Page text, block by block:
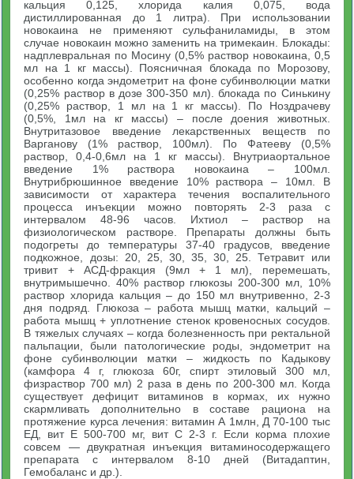
кальция 0,125, хлорида калия 0,075, вода
дистиллированная до 1 литра). При использовании
новокаина не применяют сульфаниламиды, в этом
случае новокаин можно заменить на тримекаин. Блокады:
надплевральная по Мосину (0,5% раствор новокаина, 0,5
мл на 1 кг массы). Поясничная блокада по Морозову,
особенно когда эндометрит на фоне субинволюции матки
(0,25% раствор в дозе 300-350 мл). блокада по Синькину
(0,25% раствор, 1 мл на 1 кг массы). По Ноздрачеву
(0,5%, 1мл на кг массы) – после доения животных.
Внутритазовое введение лекарственных веществ по
Варганову (1% раствор, 100мл). По Фатееву (0,5%
раствор, 0,4-0,6мл на 1 кг массы). Внутриаортальное
введение 1% раствора новокаина – 100мл.
Внутрибрюшинное введение 10% раствора – 10мл. В
зависимости от характера течения воспалительного
процесса инъекции можно повторять 2-3 раза с
интервалом 48-96 часов. Ихтиол – раствор на
физиологическом растворе. Препараты должны быть
подогреты до температуры 37-40 градусов, введение
подкожное, дозы: 20, 25, 30, 35, 30, 25. Тетравит или
тривит + АСД-фракция (9мл + 1 мл), перемешать,
внутримышечно. 40% раствор глюкозы 200-300 мл, 10%
раствор хлорида кальция – до 150 мл внутривенно, 2-3
дня подряд. Глюкоза – работа мышц матки, кальций –
работа мышц + уплотнение стенок кровеносных сосудов.
В тяжелых случаях – когда болезненность при ректальной
пальпации, были патологические роды, эндометрит на
фоне субинволюции матки – жидкость по Кадыкову
(камфора 4 г, глюкоза 60г, спирт этиловый 300 мл,
физраствор 700 мл) 2 раза в день по 200-300 мл. Когда
существует дефицит витаминов в кормах, их нужно
скармливать дополнительно в составе рациона на
протяжение курса лечения: витамин А 1млн, Д 70-100 тыс
ЕД, вит Е 500-700 мг, вит С 2-3 г. Если корма плохие
совсем — двукратная инъекция витаминосодержащего
препарата с интервалом 8-10 дней (Витадаптин,
Гемобаланс и др.).